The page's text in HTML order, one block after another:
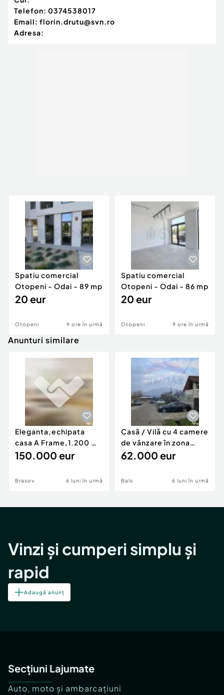
Telefon: 0374538017
Email: florin.drutu@svn.ro
Adresa:
Spatiu comercial
Otopeni - Odai - 89 mp
20 eur
Otopeni 9 ore în urmă
Spatiu comercial
Otopeni - Odai - 86 mp
20 eur
Otopeni 9 ore în urmă
Anunturi similare
Eleganta,echipata
casa A Frame,1.200 mp
teren,deschidere Pia
150.000 eur
Brasov 6 luni în urmă
Casă / Vilă cu 4 camere
de vânzare în zona
Periferie
62.000 eur
Bals 6 luni în urmă
Vinzi și cumperi simplu și
rapid
Adaugă anunț
Secțiuni Lajumate
Auto, moto și ambarcațiuni